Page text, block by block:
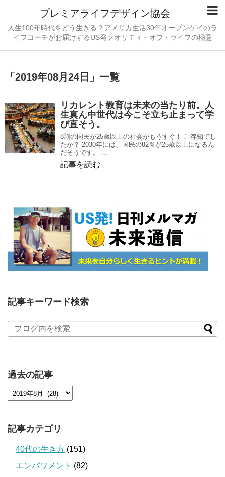
プレミアライフデザイン協会
人生100年時代をどう生きる？アメリカ生活30年オープンゲイのラ
イフコーチがお届けするUS発クオリティ・オブ・ライフの極意
「 2019年08月24日 」 一覧
リカレント教育は未来の当たり前。人
生真ん中世代は今こそ立ち止まって学
び直そう。
8割の国民が25歳以上の社会がもうすぐ！ ご存知でし
たか？ 2030年には、国民の82％が25歳以上になるん
だそうです。 ...
記事を読む
記事キーワード検索
過去の記事
記事カテゴリ
40代の生き方 (151)
エンパワメント (82)